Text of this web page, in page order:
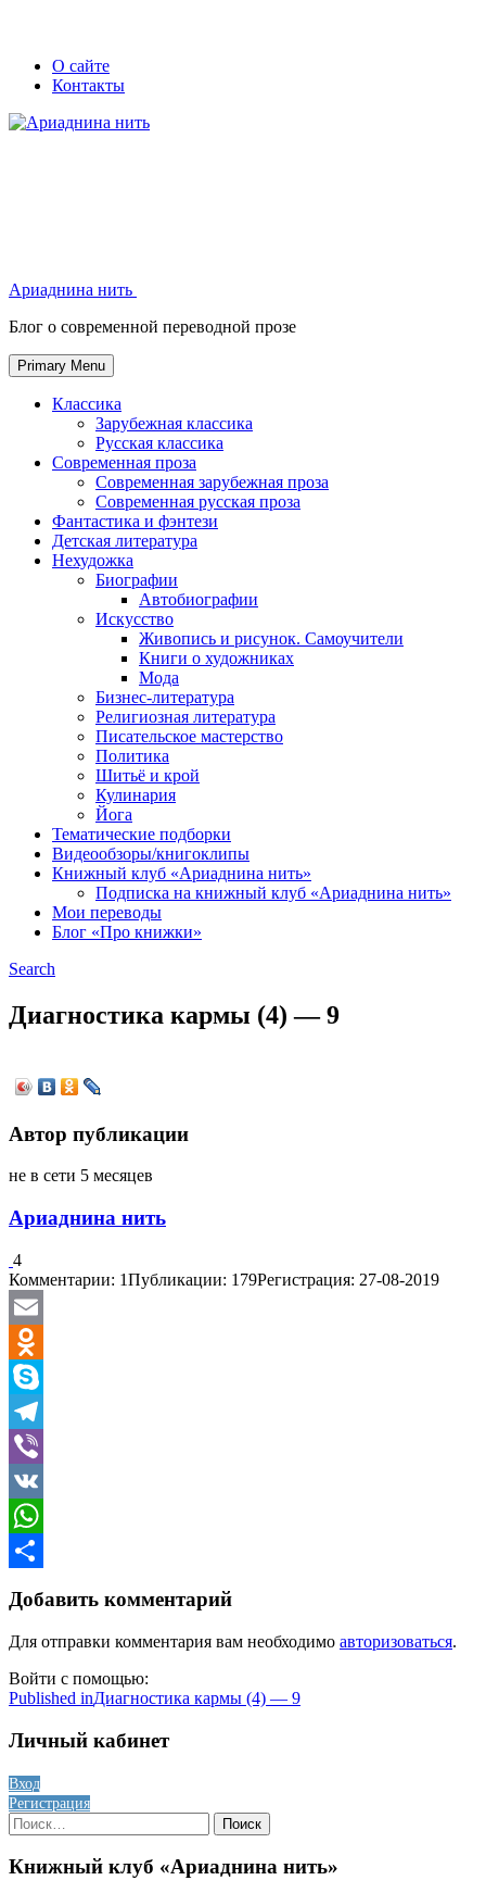
Skip
Secondary
left
navigation
Secondary
right
navigation
О сайте
Контакты
Ариаднина нить
Блог о современной переводной прозе
Primary Menu
Классика
Зарубежная классика
Русская классика
Современная проза
Современная зарубежная проза
Современная русская проза
Фантастика и фэнтези
Детская литература
Нехудожка
Биографии
Автобиографии
Искусство
Живопись и рисунок. Самоучители
Книги о художниках
Мода
Бизнес-литература
Религиозная литература
Писательское мастерство
Политика
Шитьё и крой
Кулинария
Йога
Тематические подборки
Видеообзоры/книгоклипы
Книжный клуб «Ариаднина нить»
Подписка на книжный клуб «Ариаднина нить»
Мои переводы
Блог «Про книжки»
Search
Диагностика кармы (4) — 9
Автор публикации
не в сети 5 месяцев
Ариаднина нить
4
Комментарии: 1Публикации: 179Регистрация: 27-08-2019
Email
Odnoklassniki
Skype
Telegram
Viber
VK
WhatsApp
Добавить комментарий
Для отправки комментария вам необходимо авторизоваться.
Войти с помощью:
Навигация
по
Published inДиагностика кармы (4) — 9
Личный кабинет
Вход
Регистрация
Найти:
Книжный клуб «Ариаднина нить»